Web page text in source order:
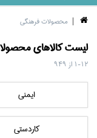
محصولات فرهنگي
ليست کالا‌هاي
1-12 از949
ايمني
كاردستي